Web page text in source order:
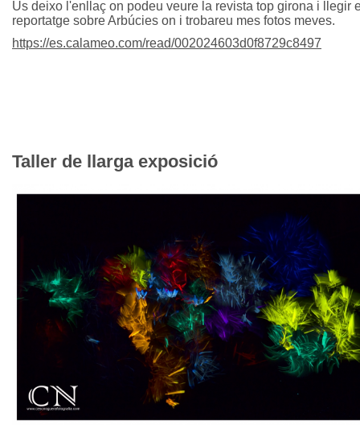
Us deixo l'enllaç on podeu veure la revista top girona i llegir
reportatge sobre Arbúcies on i trobareu mes fotos meves.
https://es.calameo.com/read/002024603d0f8729c8497
Taller de llarga exposició